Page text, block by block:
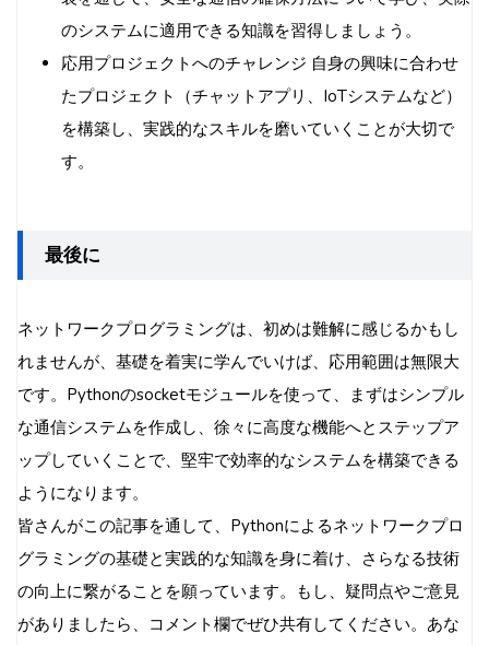
のシステムに適用できる知識を習得しましょう。
応用プロジェクトへのチャレンジ 自身の興味に合わせ
たプロジェクト（チャットアプリ、IoTシステムなど）
を構築し、実践的なスキルを磨いていくことが大切で
す。
最後に
ネットワークプログラミングは、初めは難解に感じるかもし
れませんが、基礎を着実に学んでいけば、応用範囲は無限大
です。Pythonのsocketモジュールを使って、まずはシンプル
な通信システムを作成し、徐々に高度な機能へとステップア
ップしていくことで、堅牢で効率的なシステムを構築できる
ようになります。
皆さんがこの記事を通して、Pythonによるネットワークプロ
グラミングの基礎と実践的な知識を身に着け、さらなる技術
の向上に繋がることを願っています。もし、疑問点やご意見
がありましたら、コメント欄でぜひ共有してください。あな